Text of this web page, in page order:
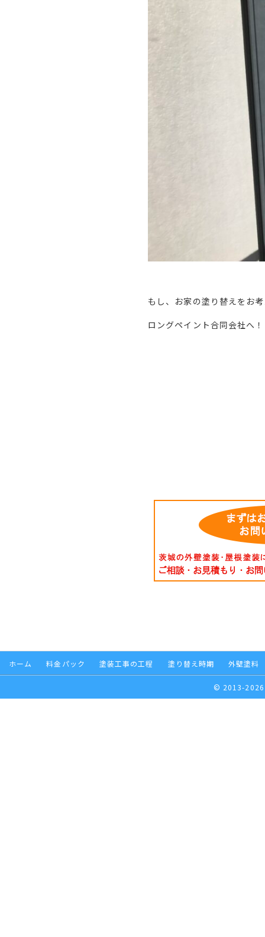
もし、お家の塗り替えをお
ロングペイント合同会社へ
ホーム 料金パック 塗装工事の工程 塗り替え時期 外壁塗料
© 2013-2026